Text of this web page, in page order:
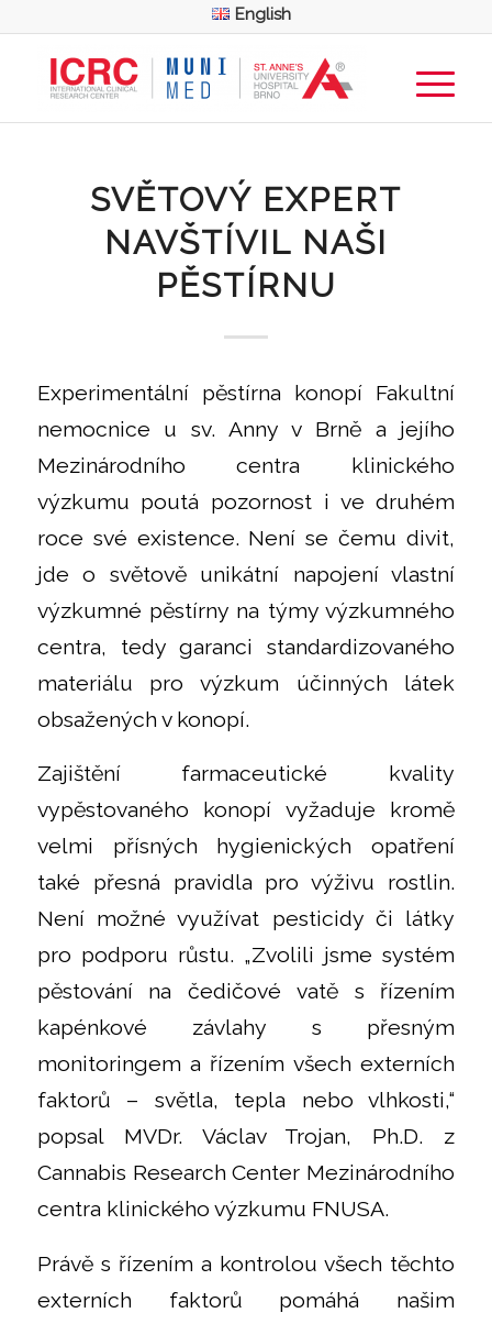
English
SVĚTOVÝ EXPERT
NAVŠTÍVIL NAŠI
PĚSTÍRNU
Experimentální pěstírna konopí Fakultní
nemocnice u sv. Anny v Brně a jejího
Mezinárodního centra klinického
výzkumu poutá pozornost i ve druhém
roce své existence. Není se čemu divit,
jde o světově unikátní napojení vlastní
výzkumné pěstírny na týmy výzkumného
centra, tedy garanci standardizovaného
materiálu pro výzkum účinných látek
obsažených v konopí.
Zajištění farmaceutické kvality
vypěstovaného konopí vyžaduje kromě
velmi přísných hygienických opatření
také přesná pravidla pro výživu rostlin.
Není možné využívat pesticidy či látky
pro podporu růstu. „Zvolili jsme systém
pěstování na čedičové vatě s řízením
kapénkové závlahy s přesným
monitoringem a řízením všech externích
faktorů – světla, tepla nebo vlhkosti,“
popsal MVDr. Václav Trojan, Ph.D. z
Cannabis Research Center Mezinárodního
centra klinického výzkumu FNUSA.
Právě s řízením a kontrolou všech těchto
externích faktorů pomáhá našim